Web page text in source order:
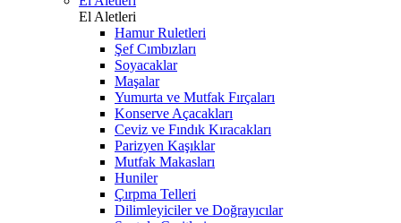
El Aletleri
Hamur Ruletleri
Şef Cımbızları
Soyacaklar
Maşalar
Yumurta ve Mutfak Fırçaları
Konserve Açacakları
Ceviz ve Fındık Kıracakları
Parizyen Kaşıklar
Mutfak Makasları
Huniler
Çırpma Telleri
Dilimleyiciler ve Doğrayıcılar